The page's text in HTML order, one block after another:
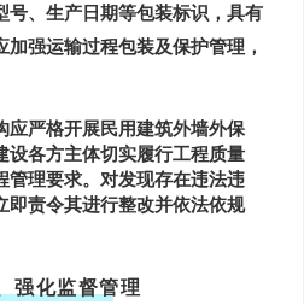
号、生产日期等包装标识，具有
强运输过程包装及保护管理，
应严格开展民用建筑外墙外保
设各方主体切实履行工程质量
管理要求。对发现存在违法违
即责令其进行整改并依法依规
强化监督管理